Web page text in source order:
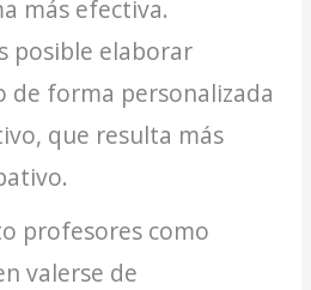
más efectiva.
posible elaborar
de forma personalizada
que resulta más
profesores como
valerse de